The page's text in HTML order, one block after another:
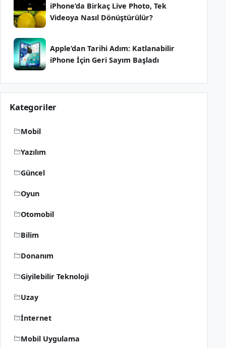
iPhone’da Birkaç Live Photo, Tek
Videoya Nasıl Dönüştürülür?
Apple’dan Tarihi Adım: Katlanabilir
iPhone İçin Geri Sayım Başladı
Kategoriler
Mobil
Yazılım
Güncel
Oyun
Otomobil
Bilim
Donanım
Giyilebilir Teknoloji
Uzay
İnternet
Mobil Uygulama